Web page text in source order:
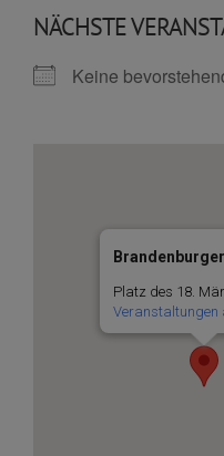
NÄCHSTE
Keine
Platz des 18.
Veranstaltungen